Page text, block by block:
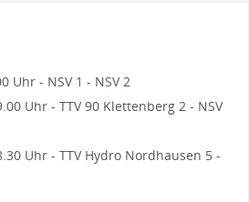
Uhr - NSV 1 - NSV 2
Uhr - TTV 90 Klettenberg 2 - NSV
Uhr - TTV Hydro Nordhausen 5 -